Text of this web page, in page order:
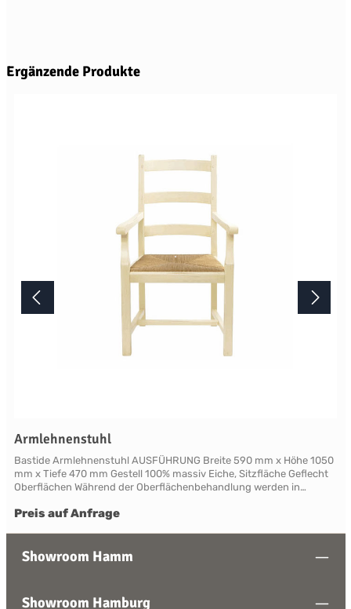
Produktgalerie überspringen
Ergänzende Produkte
Armlehnenstuhl
Bastide Armlehnenstuhl AUSFÜHRUNG Breite 590 mm x Höhe 1050
mm x Tiefe 470 mm Gestell 100% massiv Eiche, Sitzfläche Geflecht
Oberflächen Während der Oberflächenbehandlung werden in
angewendet, die den Möbeln ein traditionelles, natürlich gealtertes
Charakter einer lebendigen Küche. Lieferbar in den zwei
Rouge, Blanc und Creme. Ihrem persönlichen Wunsch
Preis auf Anfrage
Showroom Hamm
Showroom Hamburg